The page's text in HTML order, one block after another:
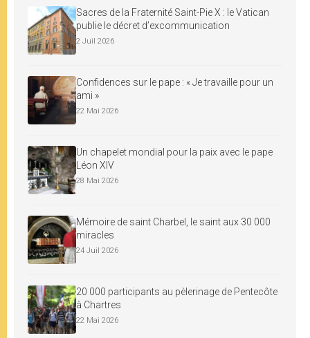
Sacres de la Fraternité Saint-Pie X : le Vatican
publie le décret d’excommunication
2 Juil 2026
Confidences sur le pape : « Je travaille pour un
ami »
22 Mai 2026
Un chapelet mondial pour la paix avec le pape
Léon XIV
28 Mai 2026
Mémoire de saint Charbel, le saint aux 30 000
miracles
24 Juil 2026
20 000 participants au pèlerinage de Pentecôte
à Chartres
22 Mai 2026